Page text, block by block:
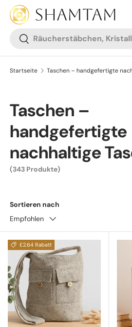
ZUM INHALT SPRINGEN
Suchen
Suchen
Startseite Taschen – handgefertigte
Taschen –
handgefertigte
nachhaltige
(343 Produkte)
Sortieren nach
Empfohlen
£2.64 Rabatt